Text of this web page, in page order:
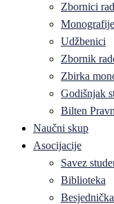
Zbornici
Monografije
Udžbenici
Zbornik
Zbirka
Godišnjak
Bilten
Naučni skup
Asocijacije
Savez
Biblioteka